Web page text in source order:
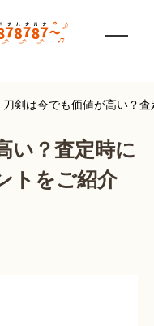
刀剣は今でも価値が高い？
い？査定時に
トをご紹介